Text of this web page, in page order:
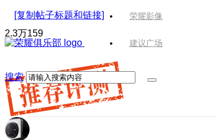
荣耀影像
建议广场
搜索
[复制帖子标题和链接]
2.3万159